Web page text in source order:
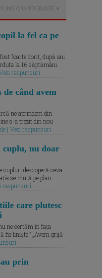
O ÎNTREBARE
la fel ca pe
foarte dorit, după ani
la 16 săptămâni.
raspunsuri
de când avem
ne aprindem din
s-a trezit din nou
| Vezi raspunsuri
cuplu, nu doar
cupluri descoperă ceva
se mută pe plan
raspunsuri
care plutesc
ne certăm în fața
fie liniște.” „Avem grijă
prin